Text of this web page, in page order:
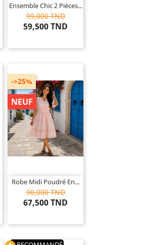
Ensemble Chic 2 Pièces...
99,000 TND
59,500 TND
Robe Midi Poudré En...
90,000 TND
67,500 TND
->25%
NEUF